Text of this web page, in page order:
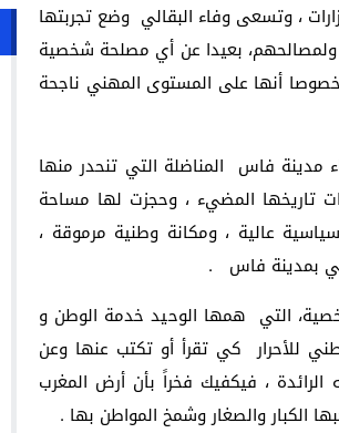
، وتسعى وفاء البقالي وضع تجربتها
ولمصالحهم، بعيدا عن أي مصلحة شخصية
أنها على المستوى المهني ناجحة
مدينة فاس المناضلة التي تنحدر منها
تاريخها المضيء ، وحجزت لها مساحة
عالية ، ومكانة وطنية مرموقة ،
بمدينة فاس .
التي همها الوحيد خدمة الوطن و
للأحرار كي تقرأ أو تكتب عنها وعن
الرائدة ، فيكفيك فخراً بأن أرض المغرب
والصغار وشمخ المواطن بها .